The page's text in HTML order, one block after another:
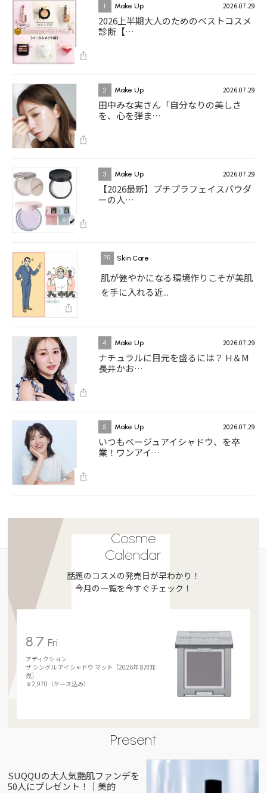
1 Make Up 2026.07.29
2026上半期大人のためのベストコスメ
診断【…
2 Make Up 2026.07.29
田中みな実さん「自分なりの美しさ
を、心を弾ま…
3 Make Up 2026.07.29
【2026最新】プチプラフェイスパウダ
ーの人…
Skin Care
肌が健やかになる環境作りこそが美肌
を手に入れる近...
4 Make Up 2026.07.29
ナチュラルに目元を盛るには？ H＆M
長井かお…
5 Make Up 2026.07.29
いつもベージュアイシャドウ、を卒
業！ワンアイ…
Cosme
Calendar
話題のコスメの発売日が早わかり！
今月の一覧を今すぐチェック！
8.7Fri
アディクション
ザ シングル アイシャドウ マット［2026年 8月発
売］
￥2,970（ケース込み）
Present
SUQQUの大人気艶肌ファンデを
50人にプレゼント！｜美的